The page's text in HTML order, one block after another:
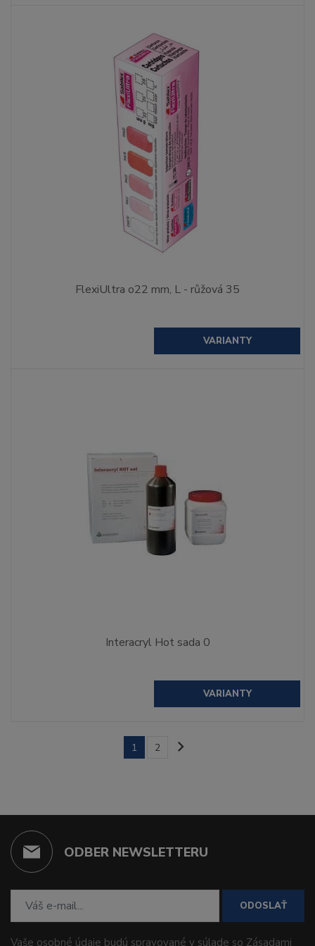
FlexiUltra o22 mm, L - růžová 35
VARIANTY
Interacryl Hot sada 0
VARIANTY
1 2
ODBER NEWSLETTERU
ODOSLAŤ
Vaše osobné údaje budú spravované v súlade so Zásadami